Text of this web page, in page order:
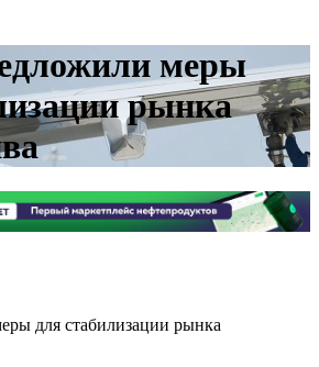
меры
рынка
для стабилизации рынка